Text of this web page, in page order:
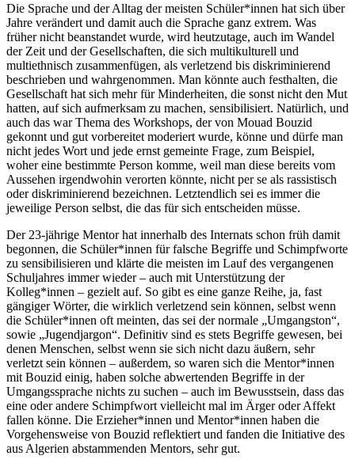
Die Sprache und der Alltag der meisten Schüler*innen hat sich über
Jahre verändert und damit auch die Sprache ganz extrem. Was
früher nicht beanstandet wurde, wird heutzutage, auch im Wandel
der Zeit und der Gesellschaften, die sich multikulturell und
multiethnisch zusammenfügen, als verletzend bis diskriminierend
beschrieben und wahrgenommen. Man könnte auch festhalten, die
Gesellschaft hat sich mehr für Minderheiten, die sonst nicht den Mut
hatten, auf sich aufmerksam zu machen, sensibilisiert. Natürlich, und
auch das war Thema des Workshops, der von Mouad Bouzid
gekonnt und gut vorbereitet moderiert wurde, könne und dürfe man
nicht jedes Wort und jede ernst gemeinte Frage, zum Beispiel,
woher eine bestimmte Person komme, weil man diese bereits vom
Aussehen irgendwohin verorten könnte, nicht per se als rassistisch
oder diskriminierend bezeichnen. Letztendlich sei es immer die
jeweilige Person selbst, die das für sich entscheiden müsse.
Der 23-jährige Mentor hat innerhalb des Internats schon früh damit
begonnen, die Schüler*innen für falsche Begriffe und Schimpfworte
zu sensibilisieren und klärte die meisten im Lauf des vergangenen
Schuljahres immer wieder – auch mit Unterstützung der
Kolleg*innen – gezielt auf. So gibt es eine ganze Reihe, ja, fast
gängiger Wörter, die wirklich verletzend sein können, selbst wenn
die Schüler*innen oft meinten, das sei der normale „Umgangston“,
sowie „Jugendjargon“. Definitiv sind es stets Begriffe gewesen, bei
denen Menschen, selbst wenn sie sich nicht dazu äußern, sehr
verletzt sein können – außerdem, so waren sich die Mentor*innen
mit Bouzid einig, haben solche abwertenden Begriffe in der
Umgangssprache nichts zu suchen – auch im Bewusstsein, dass das
eine oder andere Schimpfwort vielleicht mal im Ärger oder Affekt
fallen könne. Die Erzieher*innen und Mentor*innen haben die
Vorgehensweise von Bouzid reflektiert und fanden die Initiative des
aus Algerien abstammenden Mentors, sehr gut.